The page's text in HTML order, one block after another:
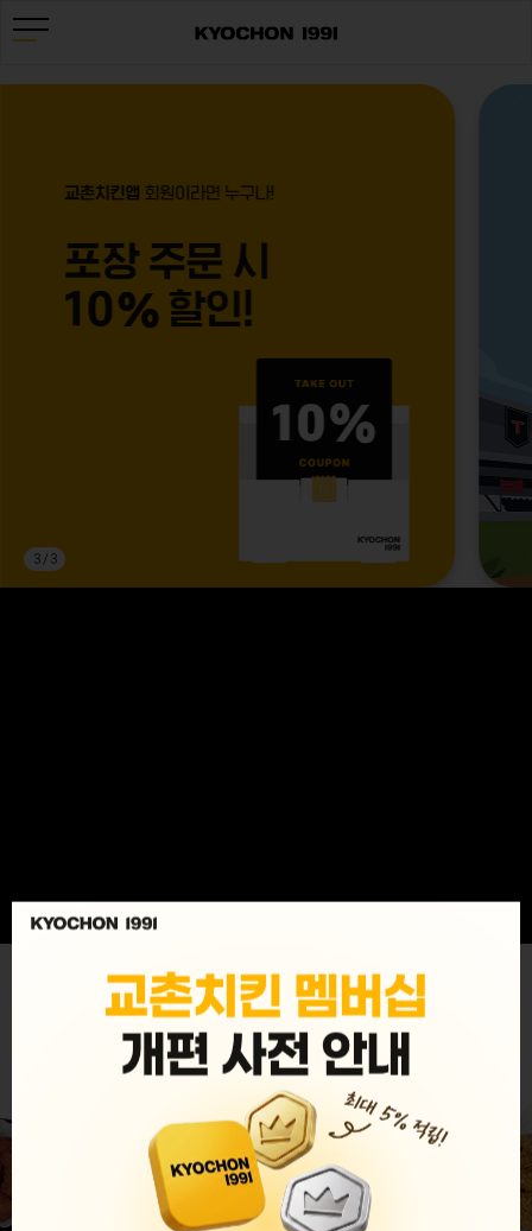
3/ 3
MENU